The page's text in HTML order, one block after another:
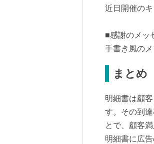
近日開催の
■感謝のメッ
手書き風の
まとめ
明細書は顧
す。その到
とで、顧客
明細書に広